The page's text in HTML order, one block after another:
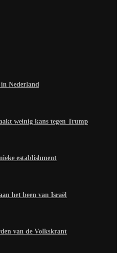
Nederland
weinig kans tegen Trump
establishment
het been van Israël
van de Volkskrant